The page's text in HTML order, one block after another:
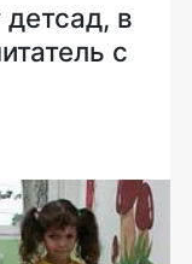
в
с